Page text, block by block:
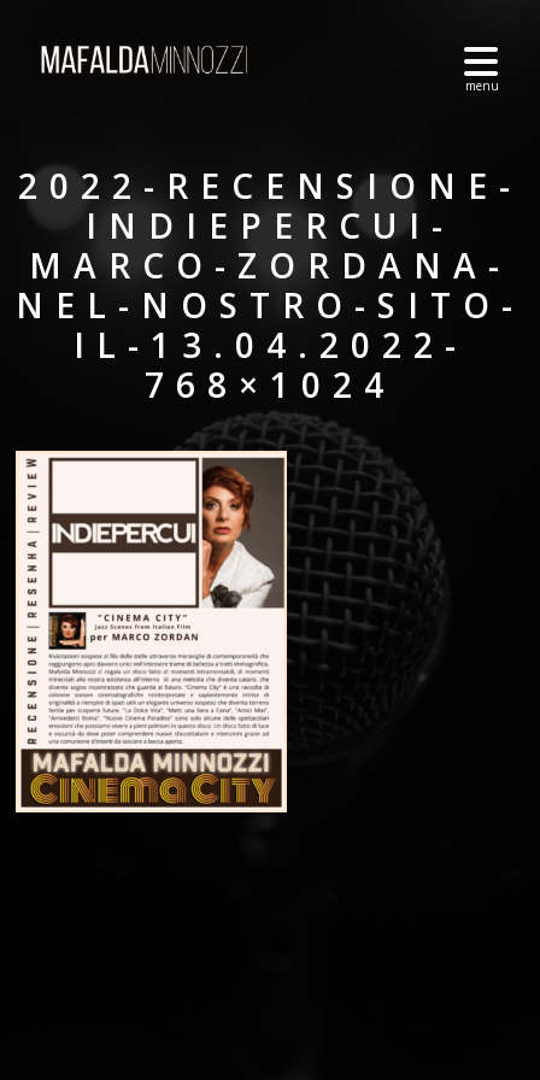
2022-RECENSIONE-
INDIEPERCUI-
MARCO-ZORDANA-
NEL-NOSTRO-SITO-
IL-13.04.2022-
768×1024